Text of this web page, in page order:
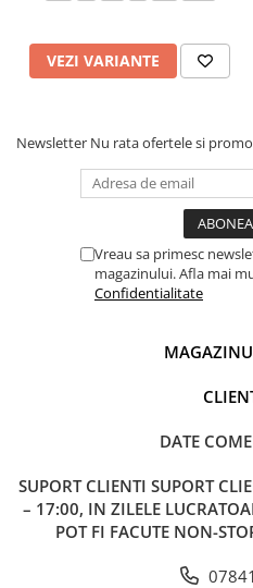
VEZI VARIANTE
Newsletter Nu rata ofertele si
Vreau sa primesc
magazinului. Afla mai
Confidentialitate
DATE
SUPORT CLIENTI SUPORT
– 17:00, IN ZILELE
POT FI FACUTE NON-